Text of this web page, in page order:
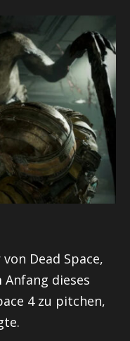
Dead Space,
dieses
4 zu pitchen,